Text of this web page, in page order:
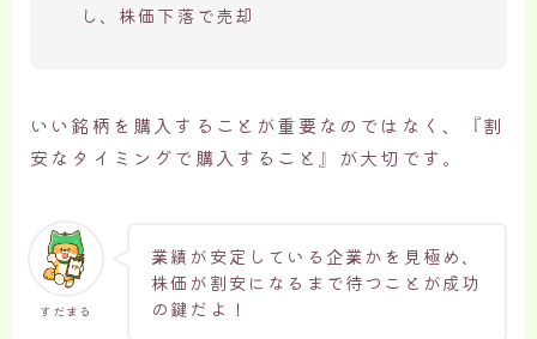
し、株価下落で売却
いい銘柄を購入することが重要なのではなく、『割
安なタイミングで購入すること』が大切です。
すだまる
業績が安定している企業かを見極め、
株価が割安になるまで待つことが成功
の鍵だよ！